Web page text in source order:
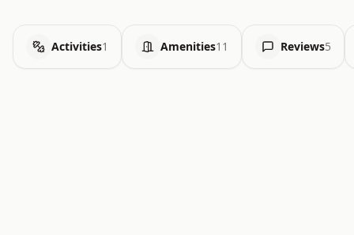
Activities1 Amenities11 Reviews5